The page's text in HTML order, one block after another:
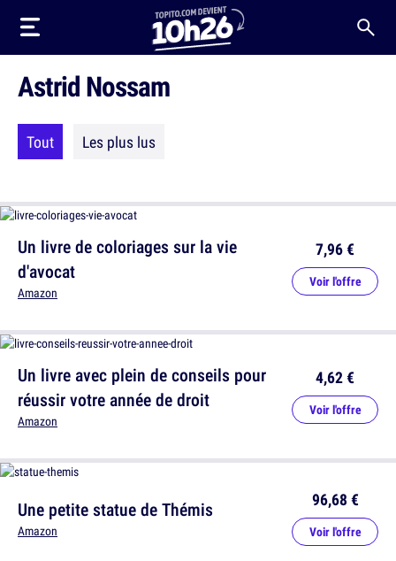
Astrid Nossam
Tout Les plus lus
Un livre de coloriages sur la vie
d'avocat
Amazon
7,96 €
Voir l'offre
Une petite statue de Thémis
Amazon
96,68 €
Voir l'offre
Un livre avec plein de conseils pour
réussir votre année de droit
Amazon
4,62 €
Voir l'offre